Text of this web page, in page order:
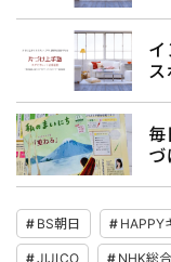
イ
ス
毎
づ
BS朝日 HAPPY
JIJICO NHK総